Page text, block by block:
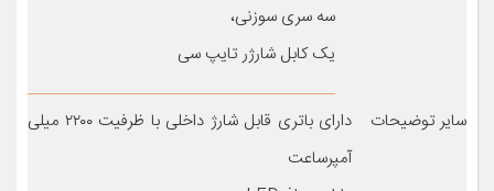
سه سری سوزنی،
یک کابل شارژر تایپ سی
سایر توضیحات
دارای باتری قابل شارژ داخلی با ظرفیت ۲۲۰۰ میلی
آمپرساعت